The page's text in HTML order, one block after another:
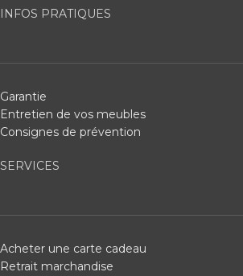
INFOS PRATIQUES
Garantie
Entretien de vos meubles
Consignes de prévention
SERVICES
Acheter une carte cadeau
Retrait marchandise